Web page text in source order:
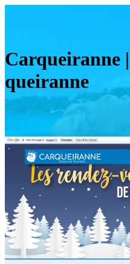
Carqueiranne
quei­ran­ne